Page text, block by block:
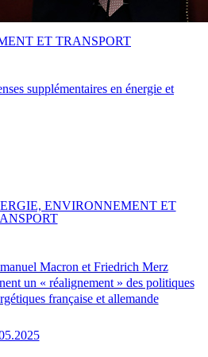
supplémentaires en énergie et
ET TRANSPORT
Macron et Friedrich Merz
un « réalignement » des politiques
française et allemande
ENVIRONNEMENT ET